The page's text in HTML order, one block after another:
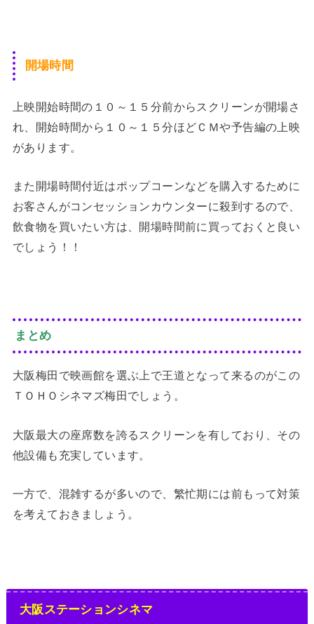
開場時間
上映開始時間の１０～１５分前からスクリーンが開場さ
れ、開始時間から１０～１５分ほどＣＭや予告編の上映
があります。
また開場時間付近はポップコーンなどを購入するために
お客さんがコンセッションカウンターに殺到するので、
飲食物を買いたい方は、開場時間前に買っておくと良い
でしょう！！
まとめ
大阪梅田で映画館を選ぶ上で王道となって来るのがこの
ＴＯＨＯシネマズ梅田でしょう。
大阪最大の座席数を誇るスクリーンを有しており、その
他設備も充実しています。
一方で、混雑するが多いので、繁忙期には前もって対策
を考えておきましょう。
大阪ステーションシネマ